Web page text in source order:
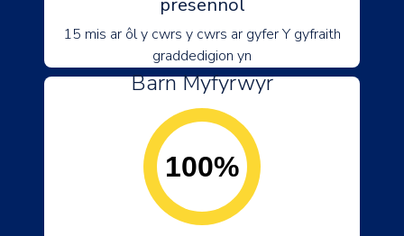
presennol
15 mis ar ôl y cwrs y cwrs ar gyfer Y gyfraith
graddedigion yn
Barn Myfyrwyr
100%